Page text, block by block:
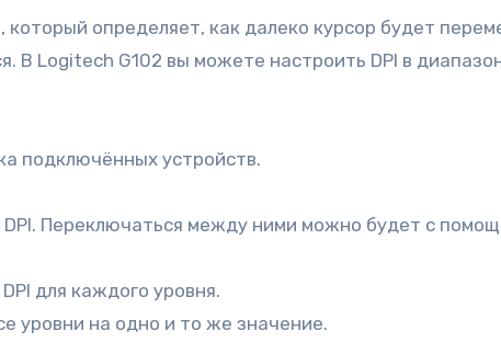
определяет, как далеко курсор будет
Logitech G102 вы можете настроить DPI в
подключённых устройств.
Переключаться между ними можно будет с
для каждого уровня.
уровни на одно и то же значение.